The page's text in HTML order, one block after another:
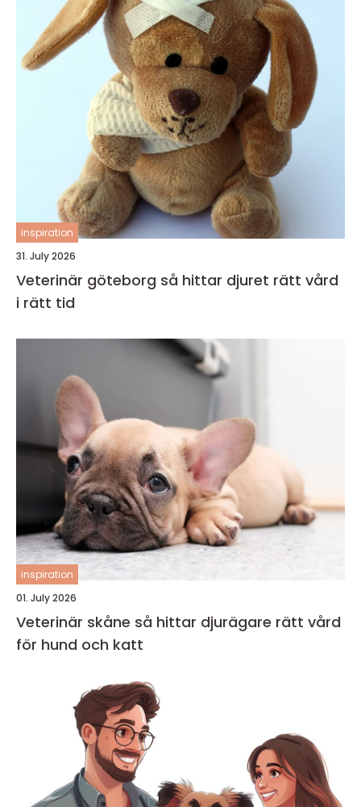
inspiration
31. July 2026
Veterinär göteborg så hittar djuret rätt vård
i rätt tid
inspiration
01. July 2026
Veterinär skåne så hittar djurägare rätt vård
för hund och katt